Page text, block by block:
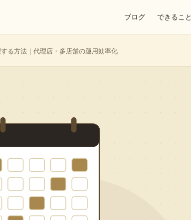
ブログ できること
る方法｜代理店・多店舗の運用効率化